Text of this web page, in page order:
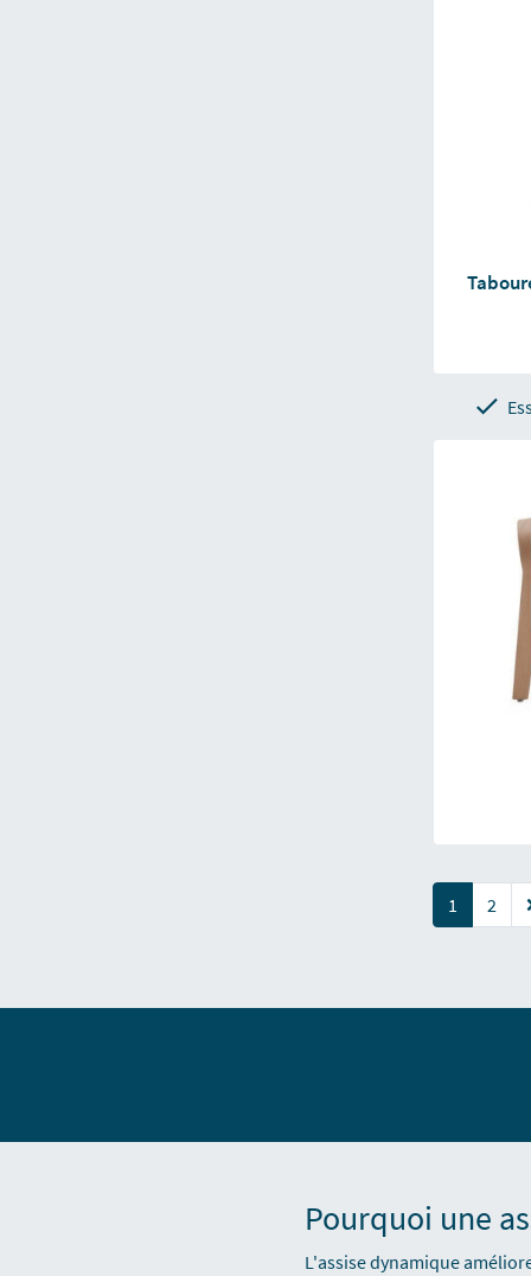
1 (current)
2
Pourquoi une
L'assise dynamique